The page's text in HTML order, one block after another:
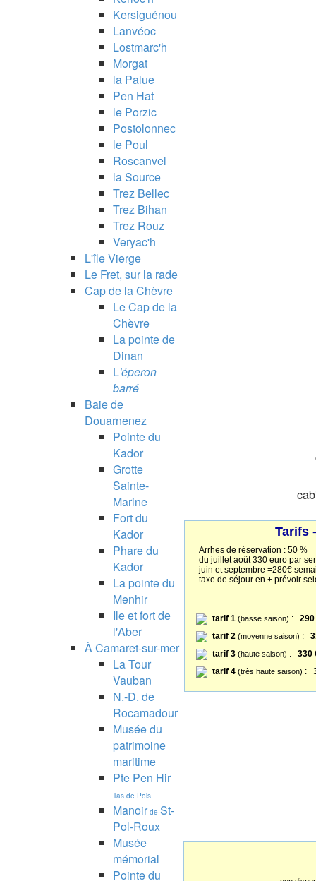
Kersiguénou
Lanvéoc
Lostmarc'h
Morgat
la Palue
Pen Hat
le Porzic
Postolonnec
le Poul
Roscanvel
la Source
Trez Bellec
Trez Bihan
Trez Rouz
Veryac'h
L'île Vierge
Le Fret, sur la rade
Cap de la Chèvre
Le Cap de la
Chèvre
La pointe de
Dinan
L'éperon
barré
Baie de
Douarnenez
Pointe du
Kador
Grotte
Sainte-
Marine
Fort du
Kador
Phare du
Kador
La pointe du
Menhir
Ile et fort de
l'Aber
À Camaret-sur-mer
La Tour
Vauban
N.-D. de
Rocamadour
Musée du
patrimoine
maritime
Pte Pen Hir
Tas de Pois
Manoir de St-
Pol-Roux
Musée
mémorial
Pointe du
Tarifs
Arrhes de réservation : 50 %
du juillet août 330 euro par
juin et septembre =280€
taxe de séjour en + prévoir
tarif 1 (basse saison) : 290
tarif 2 (moyenne saison) :
tarif 3 (haute saison) : 330
tarif 4 (très haute saison) :